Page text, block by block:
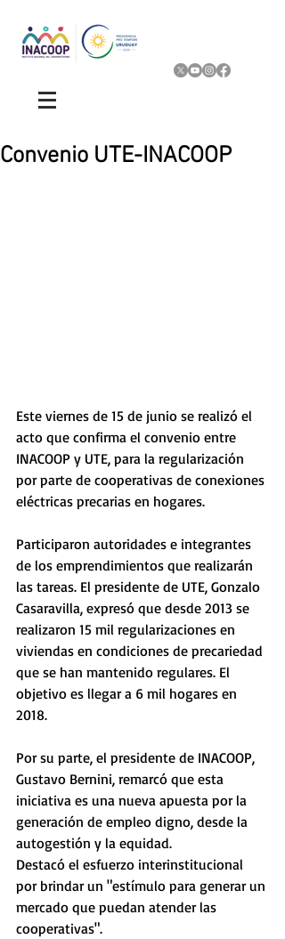
Convenio UTE-INACOOP
Este viernes de 15 de junio se realizó el
acto que confirma el convenio entre
INACOOP y UTE, para la regularización
por parte de cooperativas de conexiones
eléctricas precarias en hogares.
Participaron autoridades e integrantes
de los emprendimientos que realizarán
las tareas. El presidente de UTE, Gonzalo
Casaravilla, expresó que desde 2013 se
realizaron 15 mil regularizaciones en
viviendas en condiciones de precariedad
que se han mantenido regulares. El
objetivo es llegar a 6 mil hogares en
2018.
Por su parte, el presidente de INACOOP,
Gustavo Bernini, remarcó que esta
iniciativa es una nueva apuesta por la
generación de empleo digno, desde la
autogestión y la equidad.
Destacó el esfuerzo interinstitucional
por brindar un "estímulo para generar un
mercado que puedan atender las
cooperativas".